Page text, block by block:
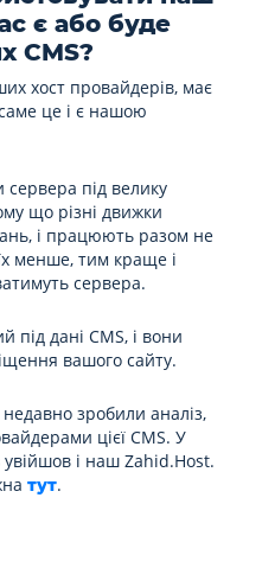
є або буде
CMS?
хост провайдерів, має
це і є нашою
під велику
що різні движки
і працюють разом не
менше, тим краще і
сервера.
під дані CMS, і вони
вашого сайту.
зробили аналіз,
цієї CMS. У
увійшов і наш Zahid.Host.
тут.